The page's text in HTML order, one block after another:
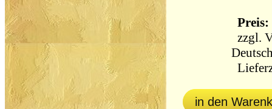
Preis:
zzgl.
in den